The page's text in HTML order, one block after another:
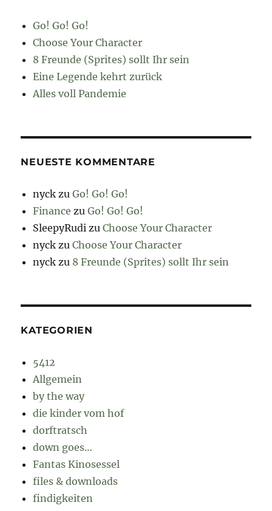
Go! Go! Go!
Choose Your Character
8 Freunde (Sprites) sollt Ihr sein
Eine Legende kehrt zurück
Alles voll Pandemie
NEUESTE KOMMENTARE
nyck zuGo! Go! Go!
Finance zuGo! Go! Go!
SleepyRudi zuChoose Your Character
nyck zuChoose Your Character
nyck zu 8 Freunde (Sprites) sollt Ihr sein
KATEGORIEN
5412
Allgemein
by the way
die kinder vom hof
dorftratsch
down goes…
Fantas Kinosessel
files & downloads
findigkeiten